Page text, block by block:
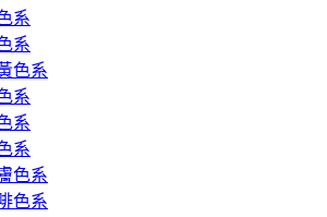
系
系
色系
系
系
系
色系
色系